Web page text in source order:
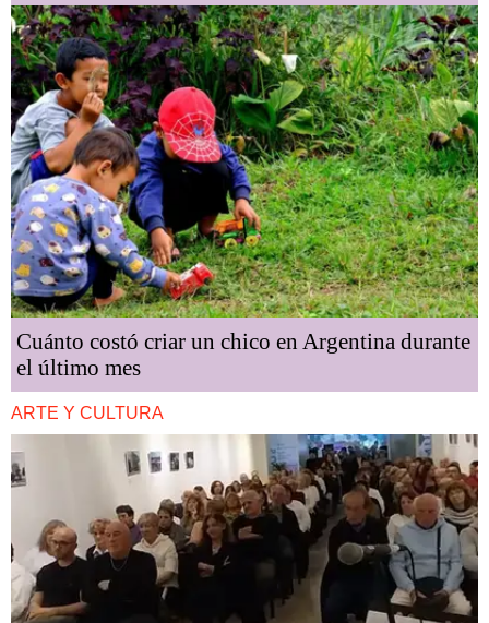
Cuánto costó criar un chico en Argentina durante
el último mes
ARTE Y CULTURA